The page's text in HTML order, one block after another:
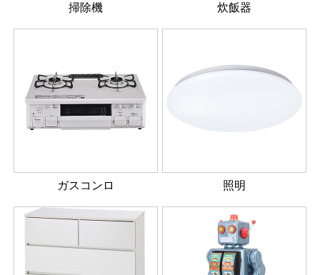
掃除機 炊飯器
ガスコンロ 照明